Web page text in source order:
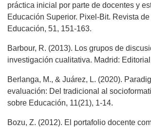
práctica inicial por parte de docentes y
Educación Superior. Pixel-Bit. Revista
Educación, 51, 151-163.
Barbour, R. (2013). Los grupos de
investigación cualitativa. Madrid:
Berlanga, M., & Juárez, L. (2020).
evaluación: Del tradicional al
sobre Educación, 11(21), 1-14.
Bozu, Z. (2012). El portafolio docente